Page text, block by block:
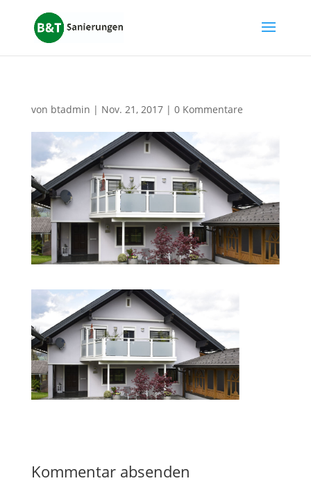
von btadmin | Nov. 21, 2017| 0 Kommentare
Kommentar absenden